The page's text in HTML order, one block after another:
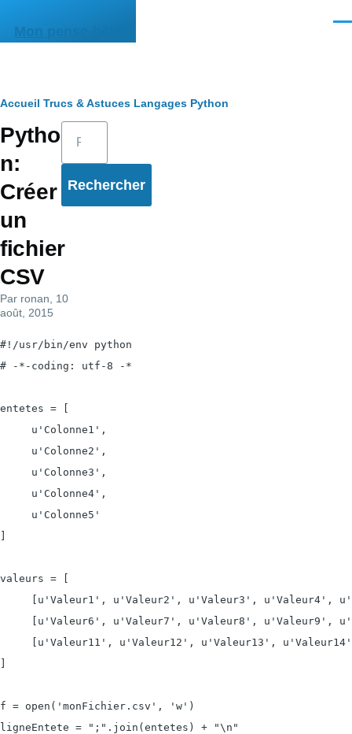
Mon pense-bête
Fil
d'Ariane
Accueil Trucs & Astuces Langages Python
Pytho
n:
Créer
un
fichier
CSV
Par ronan , 10
août, 2015
#!/usr/bin/env python
# -*-coding: utf-8 -*
entetes = [
     u'Colonne1',
     u'Colonne2',
     u'Colonne3',
     u'Colonne4',
     u'Colonne5'
valeurs = [
[u'Valeur1', u'Valeur2', u'Valeur3', u'Valeur4',
[u'Valeur6', u'Valeur7', u'Valeur8', u'Valeur9',
[u'Valeur11', u'Valeur12', u'Valeur13',
f = open('monFichier.csv', 'w')
ligneEntete = ";".join(entetes) + "\n"